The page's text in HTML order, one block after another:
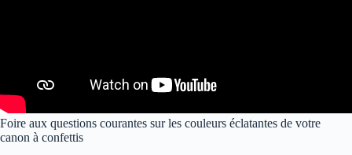
Foire aux questions courantes sur les couleurs éclatantes de votre
canon à confettis